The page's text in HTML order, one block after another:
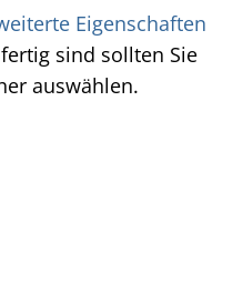
Eigenschaften
sind sollten Sie
auswählen.